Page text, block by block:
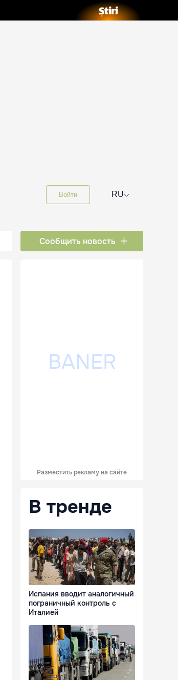
Войти RU⌵
Сообщить новость
Разместить рекламу на сайте
В тренде
Испания вводит аналогичный
пограничный контроль с
Италией